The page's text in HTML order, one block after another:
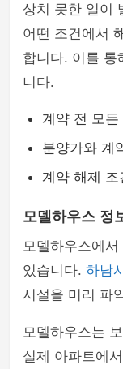
상치 못한 일이
어떤 조건에서
합니다. 이를 통
니다.
계약 전 모든
분양가와 계
계약 해제
모델하우스 정
모델하우스에
있습니다. 하남
시설을 미리 파
모델하우스는
실제 아파트에